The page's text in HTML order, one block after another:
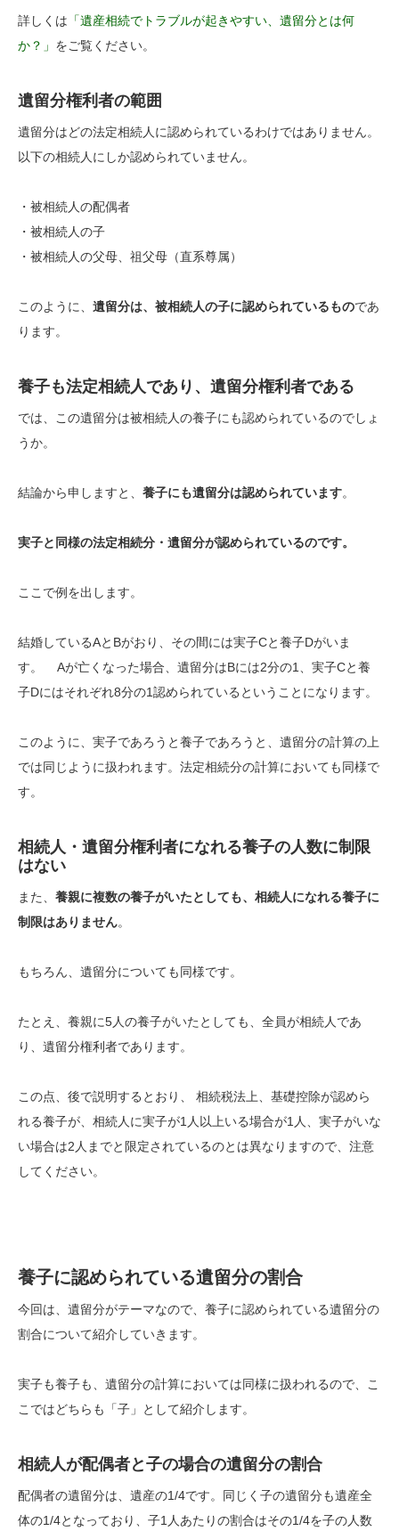
詳しくは 「遺産相続でトラブルが起きやすい、遺留分とは何
か？」 をご覧ください。
遺留分権利者の範囲
遺留分はどの法定相続人に認められているわけではありません。
以下の相続人にしか認められていません。
・被相続人の配偶者
・被相続人の子
・被相続人の父母、祖父母（直系尊属）
このように、 遺留分は、被相続人の子に認められているものであ
ります。
養子も法定相続人であり、遺留分権利者である
では、この遺留分は被相続人の養子にも認められているのでしょ
うか。
結論から申しますと、 養子にも遺留分は認められています。
実子と同様の法定相続分・遺留分が認められているのです。
ここで例を出します。
結婚しているAとBがおり、その間には実子Cと養子Dがいま
す。 Aが亡くなった場合、遺留分はBには2分の1、実子Cと養
子Dにはそれぞれ8分の1認められているということになります。
このように、実子であろうと養子であろうと、遺留分の計算の上
では同じように扱われます。法定相続分の計算においても同様で
す。
相続人・遺留分権利者になれる養子の人数に制限
はない
また、 養親に複数の養子がいたとしても、相続人になれる養子に
制限はありません。
もちろん、遺留分についても同様です。
たとえ、養親に5人の養子がいたとしても、全員が相続人であ
り、遺留分権利者であります。
この点、後で説明するとおり、 相続税法上、基礎控除が認めら
れる養子が、相続人に実子が1人以上いる場合が1人、実子がいな
い場合は2人までと限定されているのとは異なりますので、注意
してください。
養子に認められている遺留分の割合
今回は、遺留分がテーマなので、養子に認められている遺留分の
割合について紹介していきます。
実子も養子も、遺留分の計算においては同様に扱われるので、こ
こではどちらも「子」として紹介します。
相続人が配偶者と子の場合の遺留分の割合
配偶者の遺留分は、遺産の1/4です。同じく子の遺留分も遺産全
体の1/4となっており、子1人あたりの割合はその1/4を子の人数